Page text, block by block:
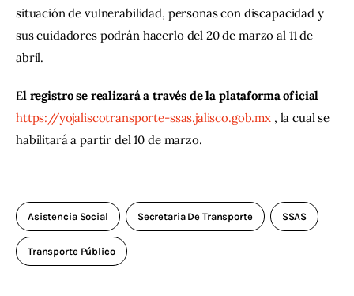
situación de vulnerabilidad, personas con discapacidad y
sus cuidadores podrán hacerlo del 20 de marzo al 11 de
abril.
El registro se realizará a través de la plataforma oficial
https://yojaliscotransporte-ssas.jalisco.gob.mx , la cual se
habilitará a partir del 10 de marzo.
Asistencia Social Secretaria De Transporte SSAS
Transporte Público